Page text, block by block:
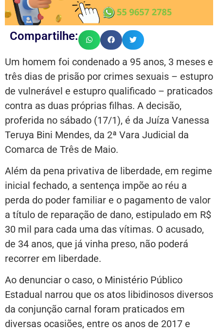
Compartilhe:
Um homem foi condenado a 95 anos, 3 meses e
três dias de prisão por crimes sexuais – estupro
de vulnerável e estupro qualificado – praticados
contra as duas próprias filhas. A decisão,
proferida no sábado (17/1), é da Juíza Vanessa
Teruya Bini Mendes, da 2ª Vara Judicial da
Comarca de Três de Maio.
Além da pena privativa de liberdade, em regime
inicial fechado, a sentença impõe ao réu a
perda do poder familiar e o pagamento de valor
a título de reparação de dano, estipulado em R$
30 mil para cada uma das vítimas. O acusado,
de 34 anos, que já vinha preso, não poderá
recorrer em liberdade.
Ao denunciar o caso, o Ministério Público
Estadual narrou que os atos libidinosos diversos
da conjunção carnal foram praticados em
diversas ocasiões, entre os anos de 2017 e